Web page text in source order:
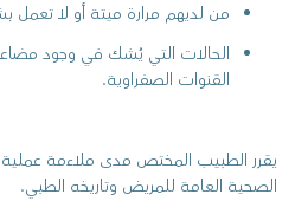
من لديهم مرارة ميتة أو لا
الحالات التي يُشك في وجود
القنوات الصفراوية.
يقرر الطبيب المختص مدى ملاءمة عملية
الصحية العامة للمريض وتاريخه الطبي.